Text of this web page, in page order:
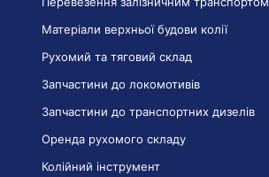
Матеріали верхньої будови колії
Рухомий та тяговий склад
Запчастини до локомотивів
Запчастини до транспортних дизелів
Оренда рухомого складу
Колійний інструмент